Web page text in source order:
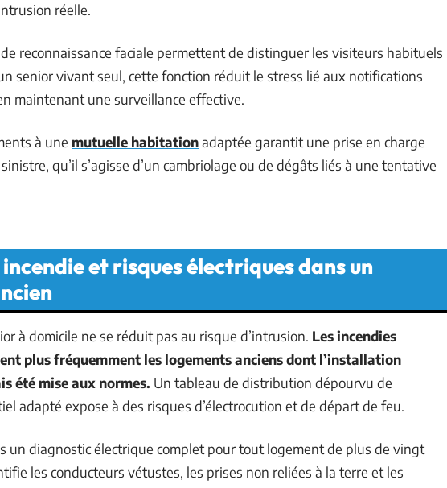
réelle.
reconnaissance faciale permettent de distinguer les visiteurs habituels
senior vivant seul, cette fonction réduit le stress lié aux notifications
maintenant une surveillance effective.
à une mutuelle habitationadaptée garantit une prise en charge
qu’il s’agisse d’un cambriolage ou de dégâts liés à une tentative
et risques électriques dans un
à domicile ne se réduit pas au risque d’intrusion. Les incendies
plus fréquemment les logements anciens dont l’installation
été mise aux normes. Un tableau de distribution dépourvu de
adapté expose à des risques d’électrocution et de départ de feu.
un diagnostic électrique complet pour tout logement de plus de vingt
les conducteurs vétustes, les prises non reliées à la terre et les